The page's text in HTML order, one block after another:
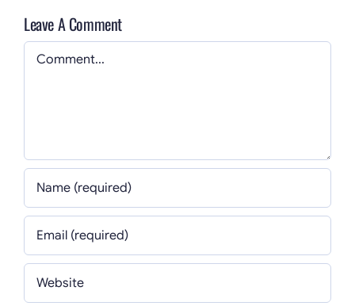
Leave A Comment
Comment